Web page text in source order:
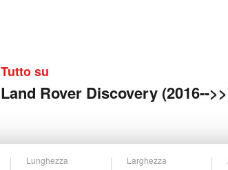
Tutto su
Land Rover Discovery (2016--
Lunghezza Larghezza